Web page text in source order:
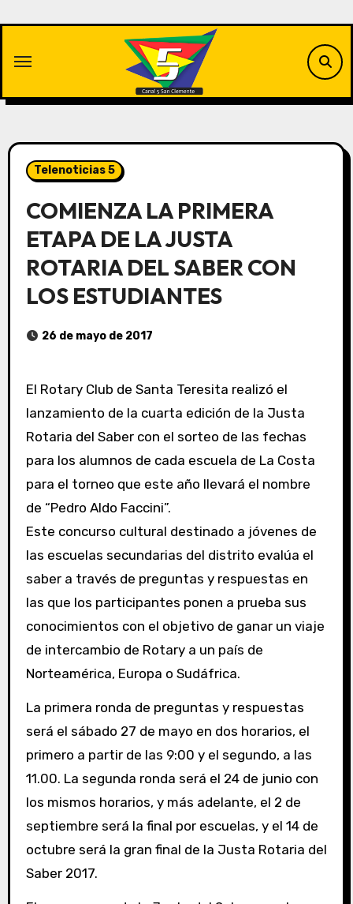
contenido
Telenoticias 5
COMIENZA LA PRIMERA
ETAPA DE LA JUSTA
ROTARIA DEL SABER CON
LOS ESTUDIANTES
26 de mayo de 2017
El Rotary Club de Santa Teresita realizó el
lanzamiento de la cuarta edición de la Justa
Rotaria del Saber con el sorteo de las fechas
para los alumnos de cada escuela de La Costa
para el torneo que este año llevará el nombre
de “Pedro Aldo Faccini”.
Este concurso cultural destinado a jóvenes de
las escuelas secundarias del distrito evalúa el
saber a través de preguntas y respuestas en
las que los participantes ponen a prueba sus
conocimientos con el objetivo de ganar un viaje
de intercambio de Rotary a un país de
Norteamérica, Europa o Sudáfrica.
La primera ronda de preguntas y respuestas
será el sábado 27 de mayo en dos horarios, el
primero a partir de las 9:00 y el segundo, a las
11.00. La segunda ronda será el 24 de junio con
los mismos horarios, y más adelante, el 2 de
septiembre será la final por escuelas, y el 14 de
octubre será la gran final de la Justa Rotaria del
Saber 2017.